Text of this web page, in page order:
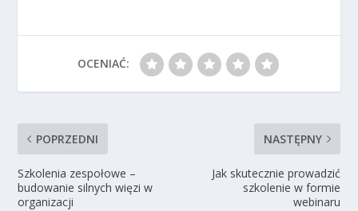
OCENIAĆ:
POPRZEDNI
Szkolenia zespołowe –
budowanie silnych więzi w
organizacji
NASTĘPNY
Jak skutecznie prowadzić
szkolenie w formie
webinaru